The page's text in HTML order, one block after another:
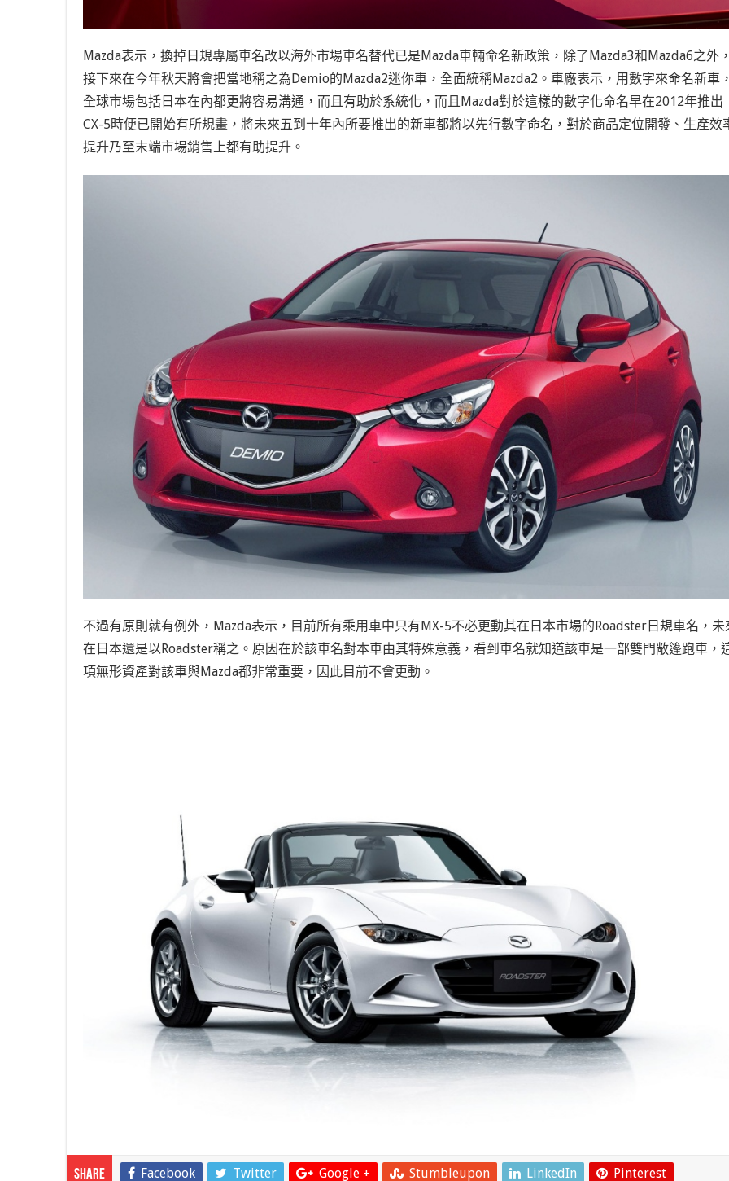
Mazda表示，換掉日規專屬車名改以海外市場車名替代已是Mazda車輛命名新政策，除了Mazda3和Mazda6之外
接下來在今年秋天將會把當地稱之為Demio的Mazda2迷你車，全面統稱Mazda2。車廠表示，用數字來命名新車
全球市場包括日本在內都更將容易溝通，而且有助於系統化，而且Mazda對於這樣的數字化命名早在2012年推出
CX-5時便已開始有所規畫，將未來五到十年內所要推出的新車都將以先行數字命名，對於商品定位開發、生產效
提升乃至末端市場銷售上都有助提升。
不過有原則就有例外，Mazda表示，目前所有乘用車中只有MX-5不必更動其在日本市場的Roadster日規車名，未
在日本還是以Roadster稱之。原因在於該車名對本車由其特殊意義，看到車名就知道該車是一部雙門敞篷跑車，
項無形資產對該車與Mazda都非常重要，因此目前不會更動。
Share Facebook Twitter Google + Stumbleupon LinkedIn Pinterest